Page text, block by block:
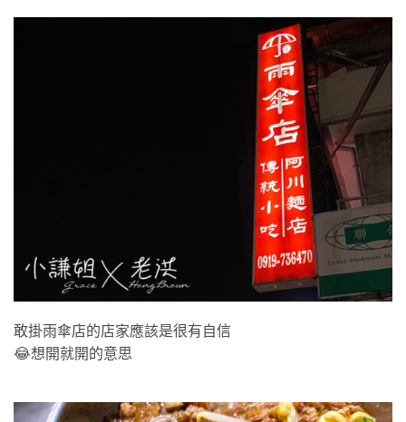
敢掛雨傘店的店家應該是很有自信
😂想開就開的意思